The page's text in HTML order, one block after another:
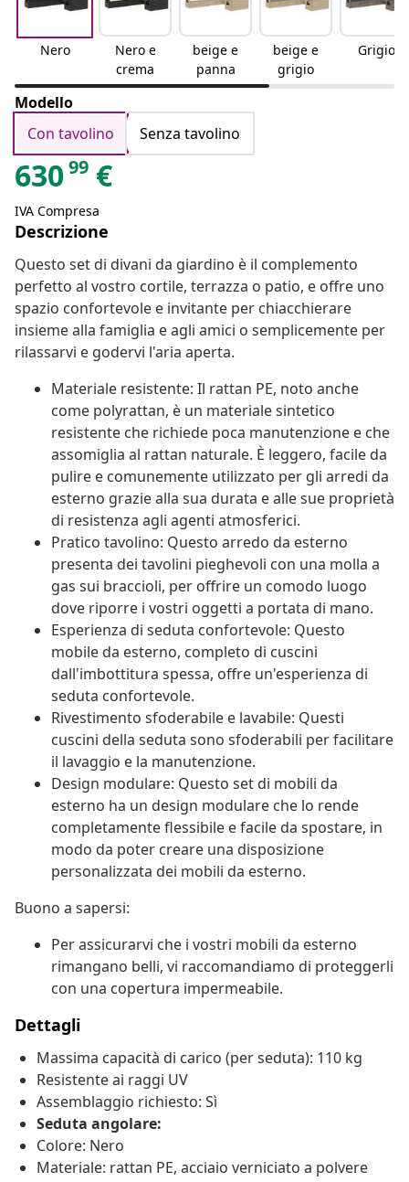
Nero
Nero e
crema
beige e
panna
beige e
grigio
Grigio
Modello
Con tavolino
Senza tavolino
63099 €
IVA Compresa
Descrizione
Questo set di divani da giardino è il complemento
perfetto al vostro cortile, terrazza o patio, e offre uno
spazio confortevole e invitante per chiacchierare
insieme alla famiglia e agli amici o semplicemente per
rilassarvi e godervi l'aria aperta.
Materiale resistente: Il rattan PE, noto anche
come polyrattan, è un materiale sintetico
resistente che richiede poca manutenzione e che
assomiglia al rattan naturale. È leggero, facile da
pulire e comunemente utilizzato per gli arredi da
esterno grazie alla sua durata e alle sue proprietà
di resistenza agli agenti atmosferici.
Pratico tavolino: Questo arredo da esterno
presenta dei tavolini pieghevoli con una molla a
gas sui braccioli, per offrire un comodo luogo
dove riporre i vostri oggetti a portata di mano.
Esperienza di seduta confortevole: Questo
mobile da esterno, completo di cuscini
dall'imbottitura spessa, offre un'esperienza di
seduta confortevole.
Rivestimento sfoderabile e lavabile: Questi
cuscini della seduta sono sfoderabili per facilitare
il lavaggio e la manutenzione.
Design modulare: Questo set di mobili da
esterno ha un design modulare che lo rende
completamente flessibile e facile da spostare, in
modo da poter creare una disposizione
personalizzata dei mobili da esterno.
Buono a sapersi:
Per assicurarvi che i vostri mobili da esterno
rimangano belli, vi raccomandiamo di proteggerli
con una copertura impermeabile.
Dettagli
Massima capacità di carico (per seduta): 110 kg
Resistente ai raggi UV
Assemblaggio richiesto: Sì
Seduta angolare:
Colore: Nero
Materiale: rattan PE, acciaio verniciato a polvere